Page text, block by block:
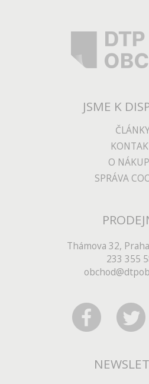
JSME K
O
SPRÁVA
Thámova 32,
233 355